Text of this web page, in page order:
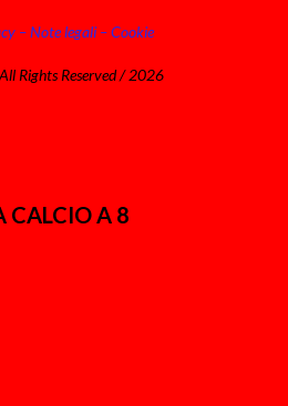
– Note legali – Cookie
All Rights Reserved / 2026
CALCIO A 8